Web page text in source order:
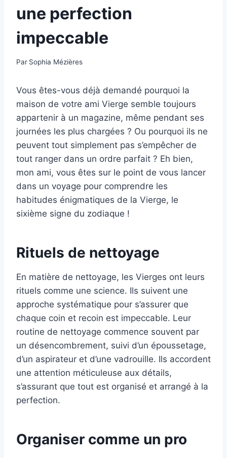
une perfection
impeccable
Par Sophia Mézières
Vous êtes-vous déjà demandé pourquoi la
maison de votre ami Vierge semble toujours
appartenir à un magazine, même pendant ses
journées les plus chargées ? Ou pourquoi ils ne
peuvent tout simplement pas s’empêcher de
tout ranger dans un ordre parfait ? Eh bien,
mon ami, vous êtes sur le point de vous lancer
dans un voyage pour comprendre les
habitudes énigmatiques de la Vierge, le
sixième signe du zodiaque !
Rituels de nettoyage
En matière de nettoyage, les Vierges ont leurs
rituels comme une science. Ils suivent une
approche systématique pour s’assurer que
chaque coin et recoin est impeccable. Leur
routine de nettoyage commence souvent par
un désencombrement, suivi d’un époussetage,
d’un aspirateur et d’une vadrouille. Ils accordent
une attention méticuleuse aux détails,
s’assurant que tout est organisé et arrangé à la
perfection.
Organiser comme un pro